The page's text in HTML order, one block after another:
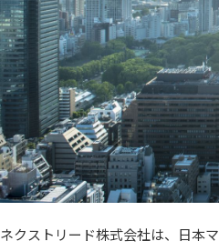
ネクストリード株式会社は、日